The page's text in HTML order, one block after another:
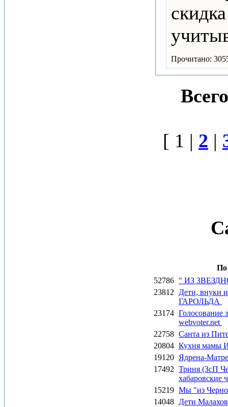
Прочитано:
[ 1 | 2 |
По
52786 " ИЗ
23812
Дети, внуки
ГАРОЛЬДА
23174 Голосование
webvoter.net
22758 Санта из
20804 Кухня мамы
19120 Ядрена-
17492 Триня (ЗсП
15219 Мы "из
14048 Дети